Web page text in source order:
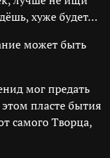
хуже будет…
может быть
мог предать
пласте бытия
самого Творца,